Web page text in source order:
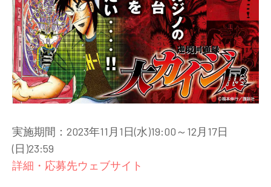
実施期間：2023年11月1日(水)19:00～12月17日
(日)23:59
詳細・応募先ウェブサイト